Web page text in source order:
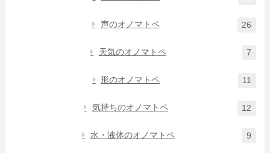
声のオノマトペ 26
天気のオノマトペ 7
形のオノマトペ 11
気持ちのオノマトペ 12
水・液体のオノマトペ 9